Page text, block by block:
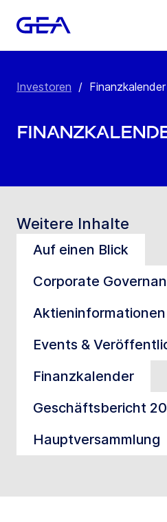
Investoren / Finanzkalender
Weitere Inhalte
Auf einen Blick
Corporate
Aktieninformationen
Events &
Finanzkalender
Geschäftsbericht
Hauptversammlung